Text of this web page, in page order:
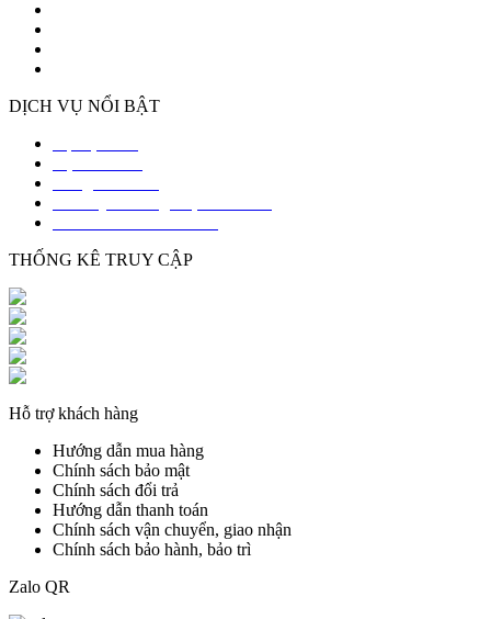
DỊCH VỤ NỔI BẬT
THỐNG KÊ TRUY CẬP
Hỗ trợ khách hàng
Hướng dẫn mua hàng
Chính sách bảo mật
Chính sách đổi trả
Hướng dẫn thanh toán
Chính sách vận chuyển, giao nhận
Chính sách bảo hành, bảo trì
Zalo QR